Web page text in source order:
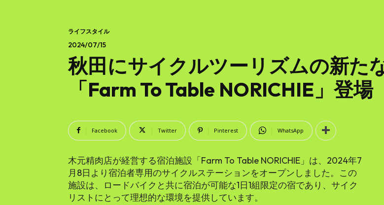
ライフスタイル
2024/07/15
秋田にサイクルツーリズムの新た
「Farm To Table NORICHIE」登場
Facebook Twitter Pinterest WhatsApp
木元精肉店が経営する宿泊施設「Farm To Table NORICHIE」は、2024年7
月8日より宿泊者専用のサイクルステーションをオープンしました。この
施設は、ロードバイクと共に宿泊が可能な1日1組限定の宿であり、サイク
リストにとって理想的な環境を提供しています。